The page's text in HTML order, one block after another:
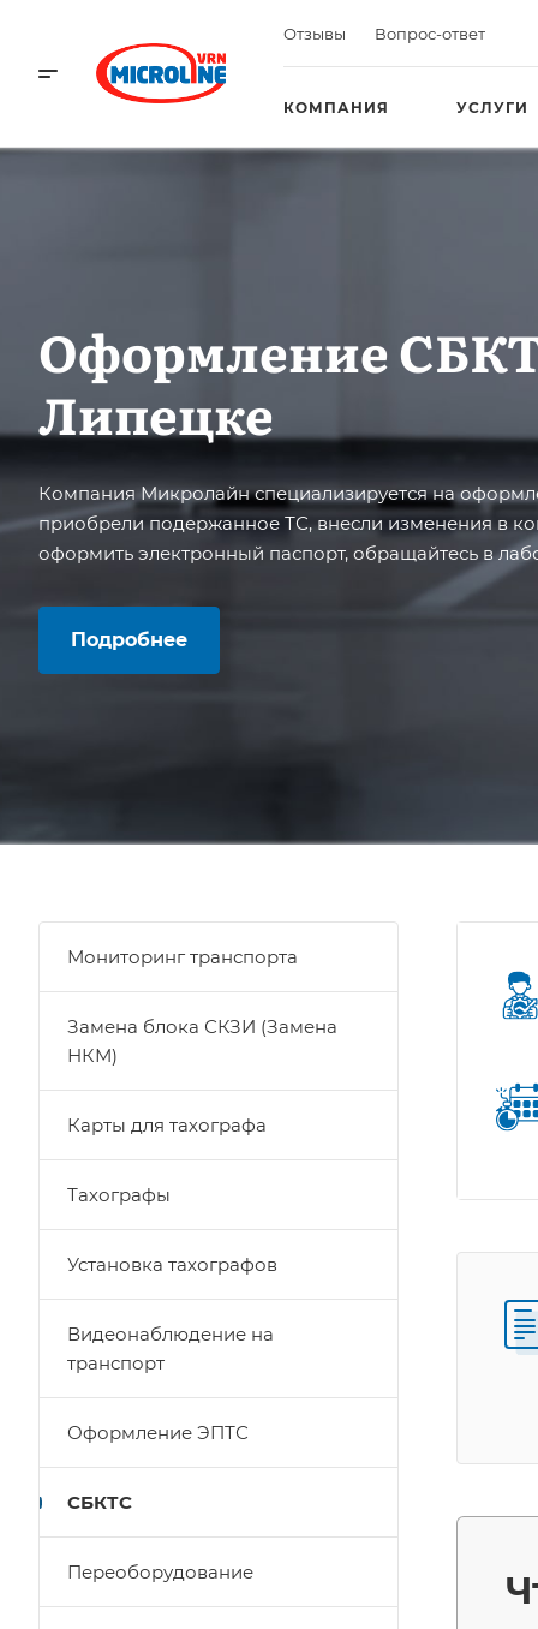
Отзывы Вопрос-ответ
КОМПАНИЯ УСЛУГИ
Оформление
Липецке
Компания Микролайн специализируется на
приобрели подержанное ТС, внесли изменения в
оформить электронный паспорт, обращайтесь в
Подробнее
Мониторинг транспорта
Замена блока СКЗИ (Замена
НКМ)
Карты для тахографа
Тахографы
Установка тахографов
Видеонаблюдение на
транспорт
Оформление ЭПТС
СБКТС
Переоборудование